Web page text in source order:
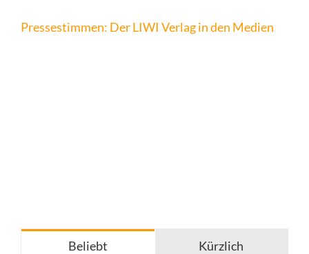
Pressestimmen: Der LIWI Verlag in den Medien
Beliebt Kürzlich